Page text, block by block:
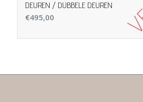
DEUREN / DUBBELE DEUREN
€495,00